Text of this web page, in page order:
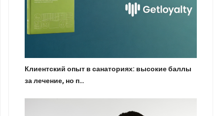
Клиентский опыт в санаториях: высокие баллы
за лечение, но п…